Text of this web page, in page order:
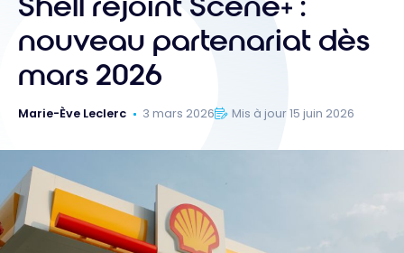
nouveau partenariat dès
mars 2026
Marie-Ève Leclerc 3 mars 2026 Mis à jour 15 juin 2026